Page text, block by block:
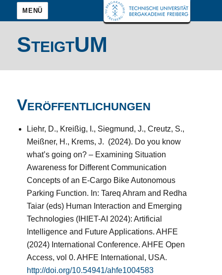
MENÜ
SteigtUM
Veröffentlichungen
Liehr, D., Kreißig, I., Siegmund, J., Creutz, S.,
Meißner, H., Krems, J. (2024). Do you know
what’s going on? – Examining Situation
Awareness for Different Communication
Concepts of an E-Cargo Bike Autonomous
Parking Function. In: Tareq Ahram and Redha
Taiar (eds) Human Interaction and Emerging
Technologies (IHIET-AI 2024): Artificial
Intelligence and Future Applications. AHFE
(2024) International Conference. AHFE Open
Access, vol 0. AHFE International, USA.
http://doi.org/10.54941/ahfe1004583